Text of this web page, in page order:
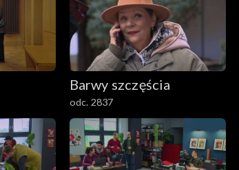
Barwy szczęścia
odc. 2837